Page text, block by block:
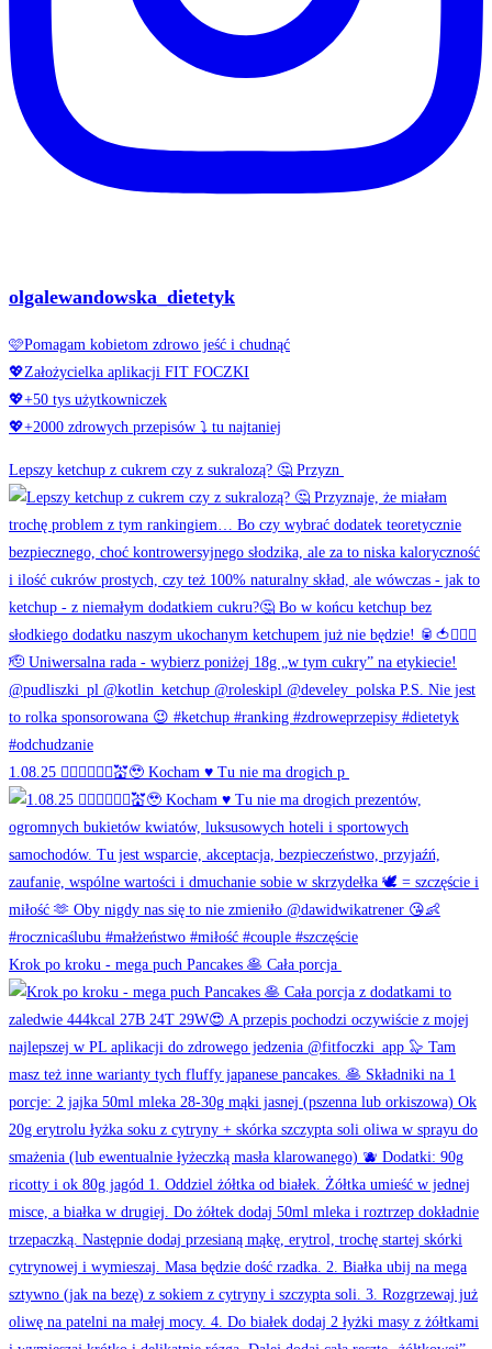
olgalewandowska_dietetyk
🩷Pomagam kobietom zdrowo jeść i chudnąć
💖Założycielka aplikacji FIT FOCZKI
💖+50 tys użytkowniczek
💖+2000 zdrowych przepisów ⤵️ tu najtaniej
Lepszy ketchup z cukrem czy z sukralozą? 🤔 Przyzn
1.08.25 👰🏻‍♀️🤵🏻‍♂️💒🥹 Kocham ♥️ Tu nie ma drogich p
Krok po kroku - mega puch Pancakes 🥞 Cała porcja